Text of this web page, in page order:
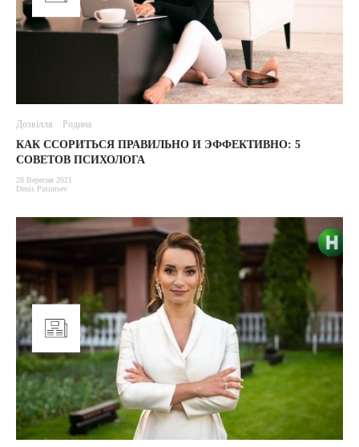
Дозвілля Родина
КАК ССОРИТЬСЯ ПРАВИЛЬНО И ЭФФЕКТИВНО: 5
СОВЕТОВ ПСИХОЛОГА
28 Вересня 2021
Denis Putintsev